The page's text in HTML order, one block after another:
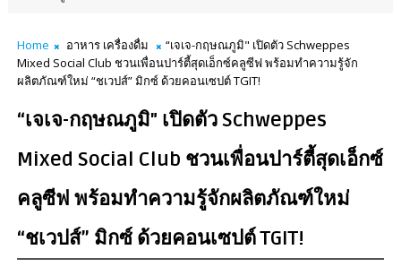
Home อาหาร เครื่องดื่ม
“เจเจ-กฤษณภูมิ" เปิดตัว Schweppes
Mixed Social Club ชวนเพื่อนปาร์ตี้สุดเอ็กซ์คลูซีฟ พร้อมทำความรู้จัก
ผลิตภัณฑ์ใหม่ “ชเวปส์” มิกซ์ ด้วยคอนเซปต์ TGIT!
“เจเจ-กฤษณภูมิ" เปิดตัว Schweppes
Mixed Social Club ชวนเพื่อนปาร์ตี้สุดเอ็กซ์
คลูซีฟ พร้อมทำความรู้จักผลิตภัณฑ์ใหม่
“ชเวปส์” มิกซ์ ด้วยคอนเซปต์ TGIT!